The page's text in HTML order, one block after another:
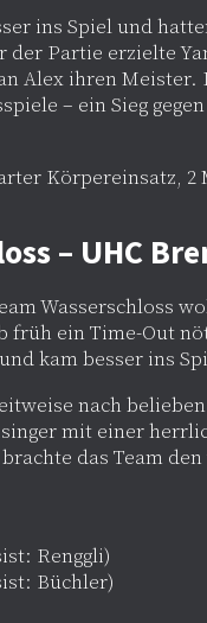
ins Spiel und
der Partie erzielte
Alex ihren Meister.
– ein Sieg
Körpereinsatz, 2
– UHC
Wasserschloss
früh ein Time-Out
kam besser ins
nach
mit einer
das Team
Renggli)
Büchler)